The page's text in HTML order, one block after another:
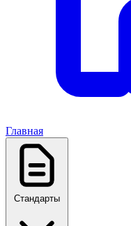
Главная
Стандарты